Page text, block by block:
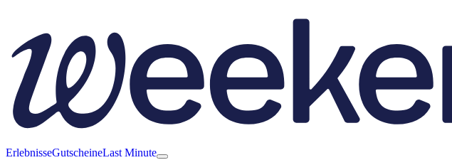
ErlebnisseGutscheineLast Minute